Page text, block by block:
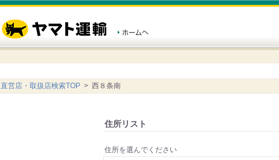
直営店・取扱店検索TOP > 西８条南
住所リスト
住所を選んでください